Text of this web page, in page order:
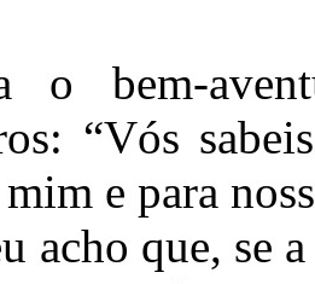
bem-
“Vós
e para
acho que, se